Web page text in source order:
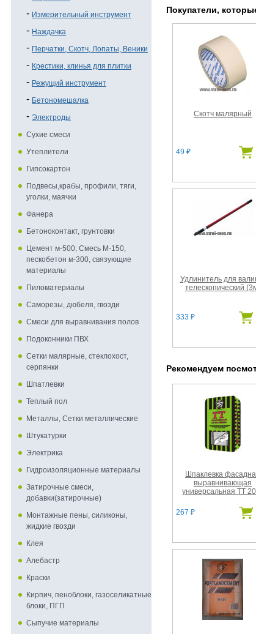
Измерительный инструмент
Наждачка
Перчатки, Скотч, Лопаты, Веники
Крестики, клинья для плитки
Режущий инструмент
Бетономешалка
Электроды
Сухие смеси
Утеплители
Гипсокартон
Подвесы,крабы, профили, тяги,
уголки, маячки
Фанера
Бетоноконтакт, грунтовки
Цемент м-500, Смесь М-150,
пескобетон м-300, связующие
материалы
Пиломатериалы
Саморезы, дюбеля, гвозди
Смеси для выравнивания полов
Подоконники ПВХ
Сетки малярные, стеклохост,
серпянки
Шпатлевки
Теплый пол
Металлы, Сетки металлические
Штукатурки
Электрика
Гидроизоляционные материалы
Затирочные смеси,
добавки(затирочные)
Монтажные пены, силиконы,
жидкие гвозди
Клея
Алебастр
Краски
Кирпич, пеноблоки, газоселикатные
блоки, ПГП
Сыпучие материалы
Покупатели,
Скотч малярный
49 ₽
Удлинитель для
телескопический
333 ₽
Рекомендуем
Шпаклевка
выравнивающая
универсальная ТТ 20
267 ₽